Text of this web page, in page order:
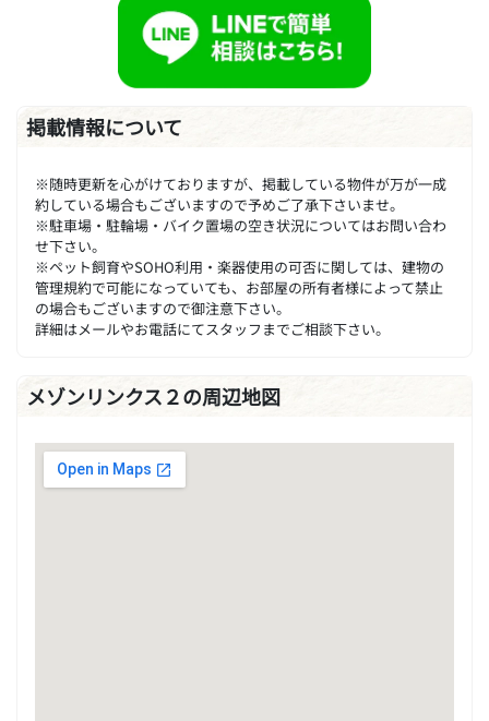
掲載情報について
※随時更新を心がけておりますが、掲載している物件が万が一成
約している場合もございますので予めご了承下さいませ。
※駐車場・駐輪場・バイク置場の空き状況についてはお問い合わ
せ下さい。
※ペット飼育やSOHO利用・楽器使用の可否に関しては、建物の
管理規約で可能になっていても、お部屋の所有者様によって禁止
の場合もございますので御注意下さい。
詳細はメールやお電話にてスタッフまでご相談下さい。
メゾンリンクス２の周辺地図